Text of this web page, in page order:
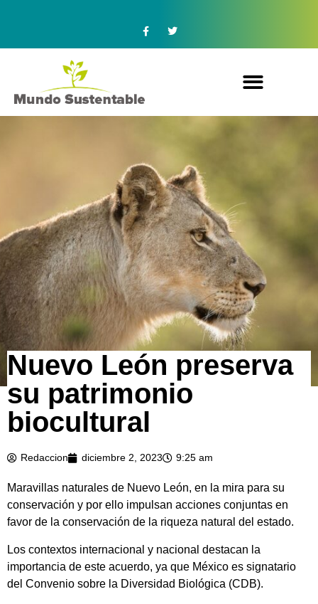
Nuevo León preserva
su patrimonio
biocultural
Redaccion diciembre 2, 2023 9:25 am
Maravillas naturales de Nuevo León, en la mira para su
conservación y por ello impulsan acciones conjuntas en
favor de la conservación de la riqueza natural del estado.
Los contextos internacional y nacional destacan la
importancia de este acuerdo, ya que México es signatario
del Convenio sobre la Diversidad Biológica (CDB).